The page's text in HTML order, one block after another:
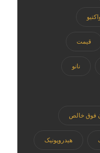
قیمت
نانو
فوق خالص
هیدروپونیک